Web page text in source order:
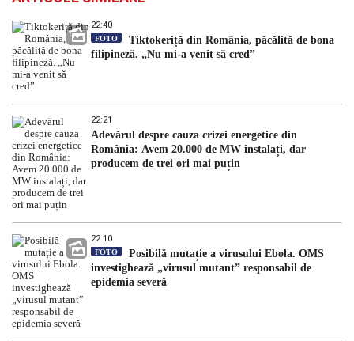
22:40
FOTO
Tiktokeriță din România, păcălită de bona
filipineză. „Nu mi-a venit să cred”
22:21
Adevărul despre cauza crizei energetice din
România: Avem 20.000 de MW instalați, dar
producem de trei ori mai puțin
22:10
FOTO
Posibilă mutație a virusului Ebola. OMS
investighează „virusul mutant” responsabil de
epidemia severă